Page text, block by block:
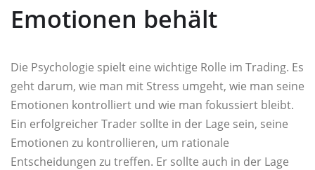
Emotionen behält
Die Psychologie spielt eine wichtige Rolle im Trading. Es
geht darum, wie man mit Stress umgeht, wie man seine
Emotionen kontrolliert und wie man fokussiert bleibt.
Ein erfolgreicher Trader sollte in der Lage sein, seine
Emotionen zu kontrollieren, um rationale
Entscheidungen zu treffen. Er sollte auch in der Lage